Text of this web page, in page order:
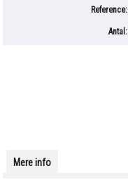
Reference:
Antal:
Mere info